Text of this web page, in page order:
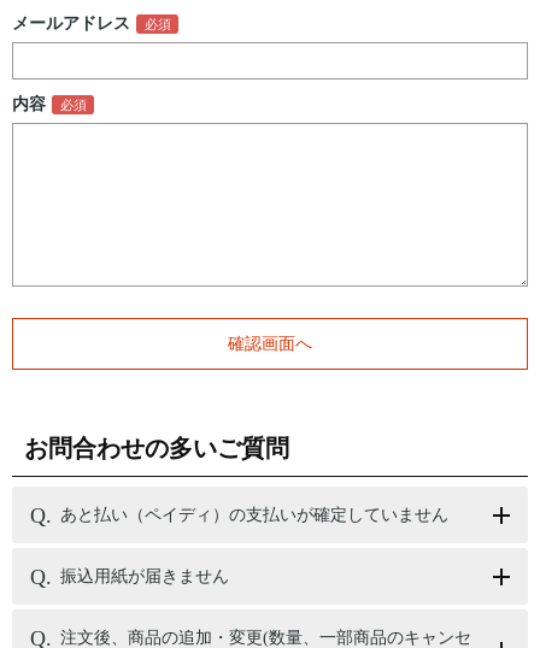
メールアドレス
内容
お問合わせの多いご質問
あと払い（ペイディ）の支払いが確定していません
振込用紙が届きません
注文後、商品の追加・変更(数量、一部商品のキャンセ